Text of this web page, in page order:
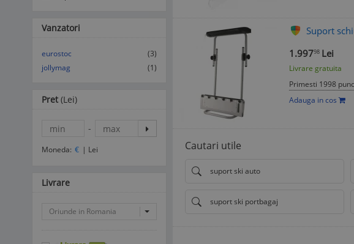
Suport
1.99798 Lei
Livrare gratuita
Primesti 1998
Adauga in cos
Cautari utile
suport ski auto
suport ski portbagaj
Vanzatori
eurostoc
(3)
jollymag
(1)
Pret (Lei)
-
Moneda: € | Lei
Livrare
Oriunde in Romania